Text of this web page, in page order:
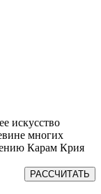
искусство
многих
Карам Крия
РАССЧИТАТЬ